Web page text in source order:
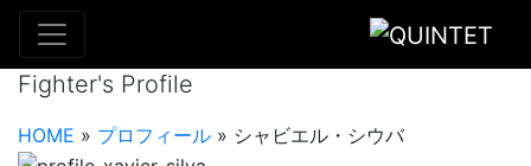
選手プロフィール
Fighter's Profile
HOME » プロフィール » シャビエル・シウバ